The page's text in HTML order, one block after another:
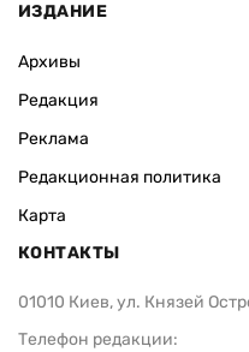
ИЗДАНИЕ
Архивы
Редакция
Реклама
Редакционная политика
Карта
КОНТАКТЫ
01010 Киев, ул. Князей
Телефон редакции: